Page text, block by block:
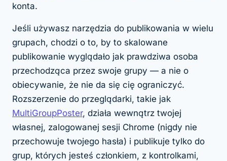
konta.
Jeśli używasz narzędzia do publikowania w wielu
grupach, chodzi o to, by to skalowane
publikowanie wyglądało jak prawdziwa osoba
przechodząca przez swoje grupy — a nie o
obiecywanie, że nie da się cię ograniczyć.
Rozszerzenie do przeglądarki, takie jak
MultiGroupPoster, działa wewnątrz twojej
własnej, zalogowanej sesji Chrome (nigdy nie
przechowuje twojego hasła) i publikuje tylko do
grup, których jesteś członkiem, z kontrolkami,